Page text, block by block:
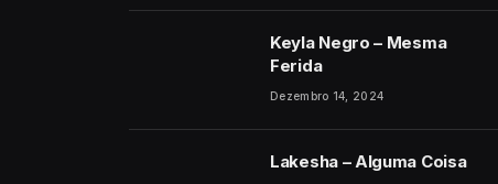
Keyla Negro – Mesma
Ferida
Dezembro 14, 2024
Lakesha – Alguma Coisa